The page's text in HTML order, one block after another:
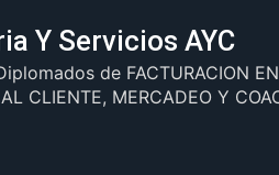
Y Servicios AYC
de FACTURACION
CLIENTE, MERCADEO Y